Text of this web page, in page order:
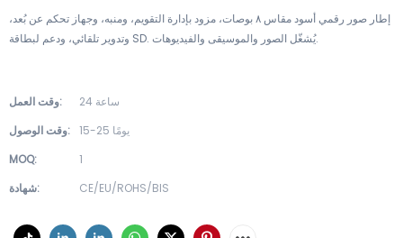
إطار صور رقمي أسود مقاس ٨ بوصات، مزود بإدارة التقويم، ومنبه، وجهاز تحكم عن بُعد،
وتدوير تلقائي، ودعم لبطاقة SD. يُشغّل الصور والموسيقى والفيديوهات.
وقت العمل:
24 ساعة
وقت الوصول:
15-25 يومًا
MOQ:
1
شهادة:
CE/EU/ROHS/BIS